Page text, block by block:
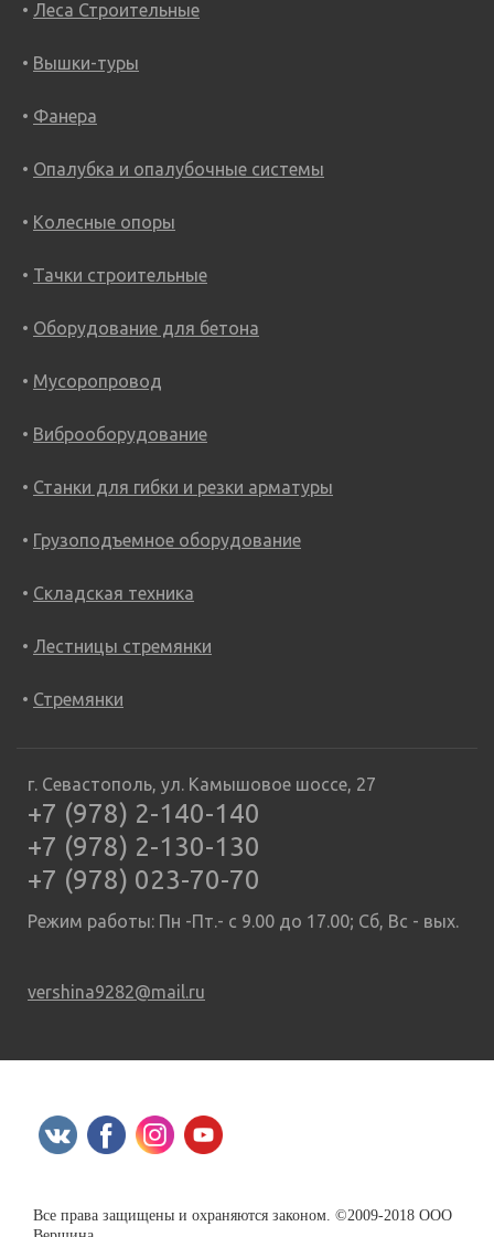
Леса Строительные
Вышки-туры
Фанера
Опалубка и опалубочные системы
Колесные опоры
Тачки строительные
Оборудование для бетона
Мусоропровод
Виброоборудование
Станки для гибки и резки арматуры
Грузоподъемное оборудование
Складская техника
Лестницы стремянки
Стремянки
г. Севастополь, ул. Камышовое шоссе, 27
+7 (978) 2-140-140
+7 (978) 2-130-130
+7 (978) 023-70-70
Режим работы: Пн -Пт.- с 9.00 до 17.00; Сб, Вс - вых.
vershina9282@mail.ru
Все права защищены и охраняются законом. ©2009-2018 ООО